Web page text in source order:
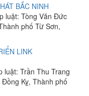
BẮC NINH
luật: Tòng Văn Đức
phố Từ Sơn,
LINK
luật: Trần Thu Trang
Kỵ, Thành phố